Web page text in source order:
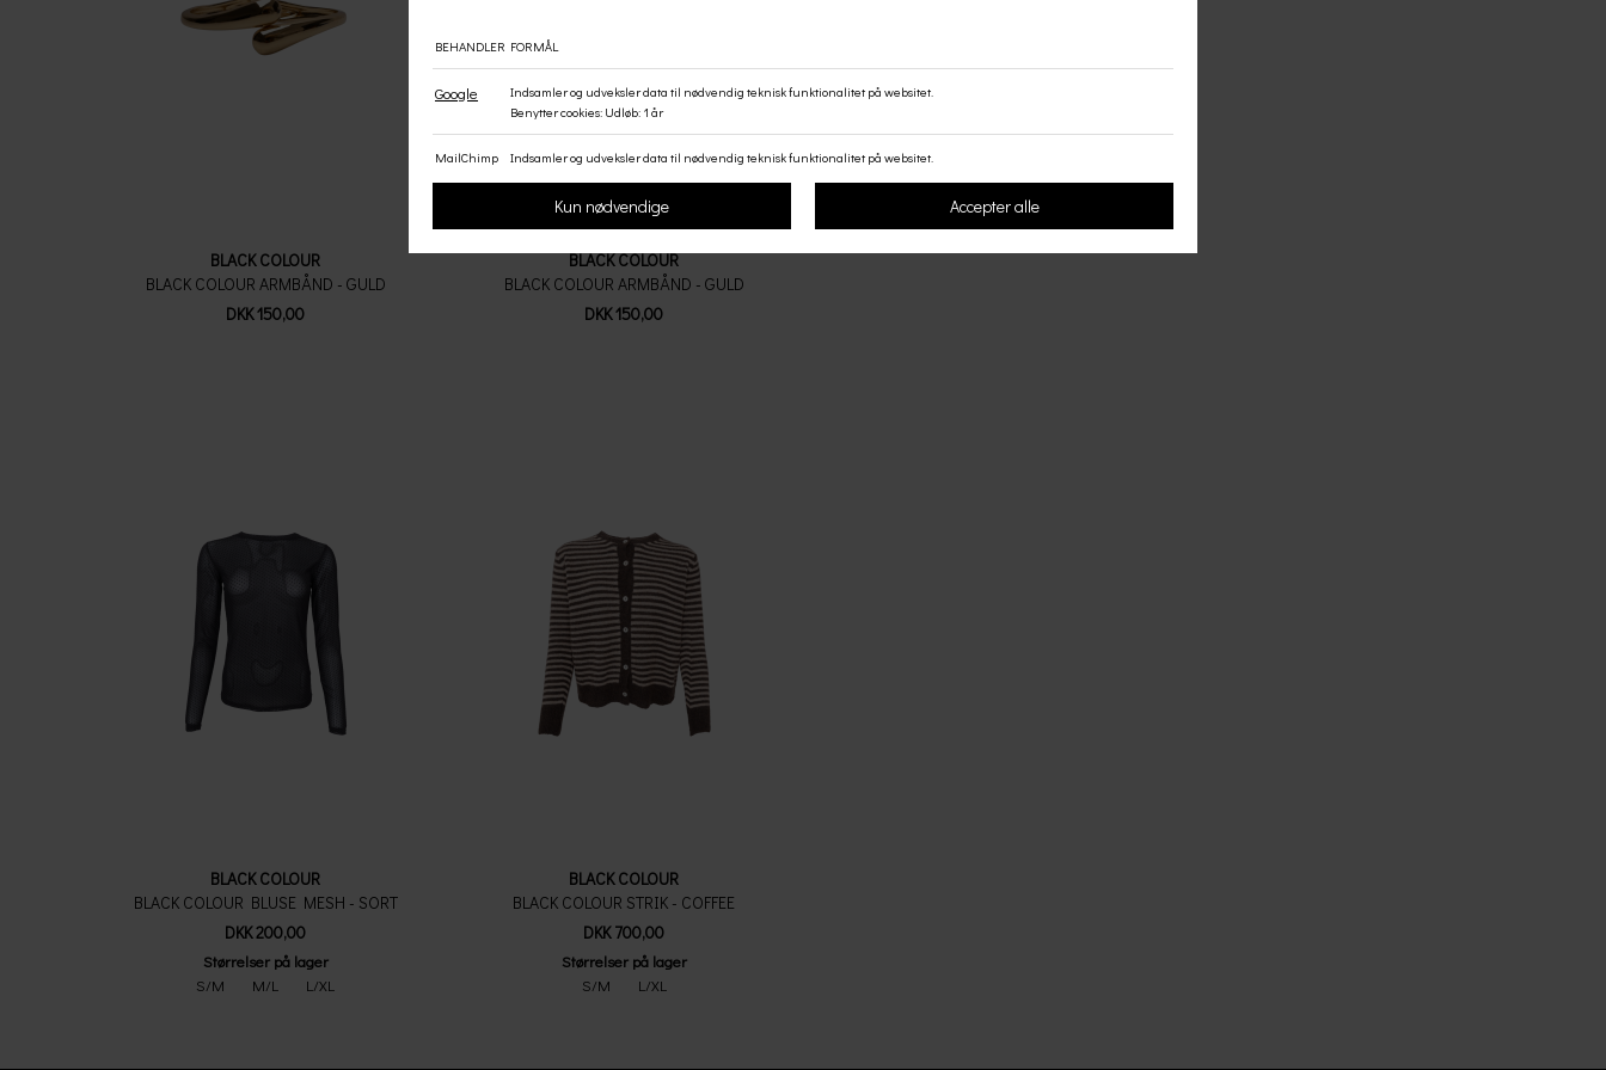
BLACK COLOUR
BLACK COLOUR ARMBÅND - GULD
DKK 150,00
BLACK COLOUR
BLACK COLOUR ARMBÅND - GULD
DKK 150,00
Størrelser på lager
S/M
M/L L/XL
BLACK COLOUR
BLACK COLOUR BLUSE MESH - SORT
DKK 200,00
Størrelser på lager
S/M
L/XL
BLACK COLOUR
BLACK COLOUR STRIK - COFFEE
DKK 700,00